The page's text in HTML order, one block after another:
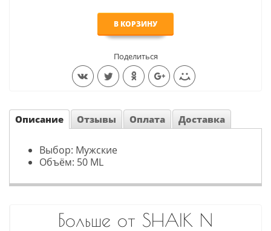
В КОРЗИНУ
Поделиться
Описание Отзывы Оплата Доставка
Выбор: Мужские
Объём: 50 ML
Больше от SHAIK N